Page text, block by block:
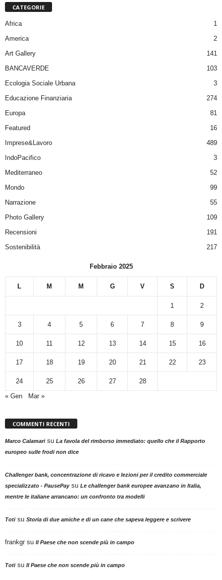
CATEGORIE
Africa
1
America
2
Art Gallery
141
BANCAVERDE
103
Ecologia Sociale Urbana
3
Educazione Finanziaria
274
Europa
81
Featured
16
Imprese&Lavoro
489
IndoPacifico
3
Mediterraneo
52
Mondo
99
Narrazione
55
Photo Gallery
109
Recensioni
191
Sostenibilità
217
Febbraio 2025
L M M G V S D
1 2
3 4 5 6 7 8 9
10 11 12 13 14 15 16
17 18 19 20 21 22 23
24 25 26 27
28
« Gen
Mar »
COMMENTI RECENTI
Marco Calamarisu La favola del rimborso immediato: quello che il Rapporto
europeo sulle frodi non dice
Challenger bank, concentrazione di ricavo e lezioni per il credito commerciale
specializzato - PausePaysu Le challenger bank europee avanzano in Italia,
mentre le italiane arrancano: un confronto tra modelli
Totisu Storia di due amiche e di un cane che sapeva leggere e scrivere
frankgr su Il Paese che non scende più in campo
Totisu Il Paese che non scende più in campo